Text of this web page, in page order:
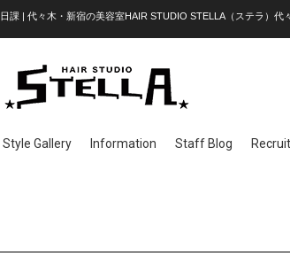
日課 | 代々木・新宿の美容室HAIR STUDIO STELLA（ステラ）代
Style Gallery Information Staff Blog Recruit